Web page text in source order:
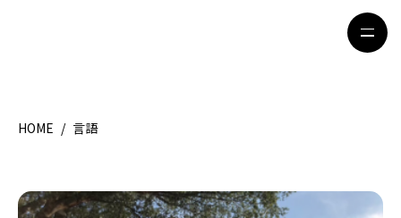
HOME
観光ガイド
留学＆キャリア
HOME / 言語